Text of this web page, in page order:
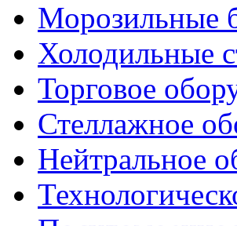
Морозильные
Холодильные
Торговое
Стеллажное
Нейтральное